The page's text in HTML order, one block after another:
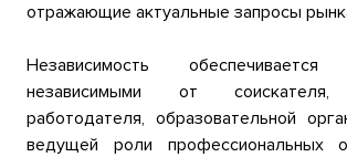
отражающие актуальные запросы
Независимость обеспечивается
независимыми от соискателя,
работодателя, образовательной
ведущей роли профессиональных